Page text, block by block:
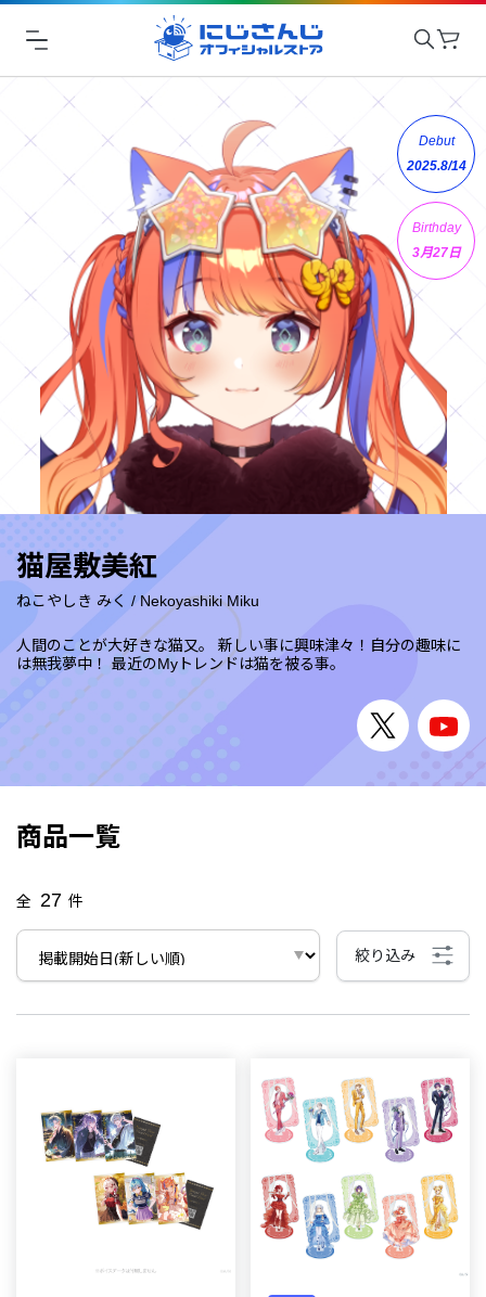
猫屋敷美紅
ねこやしき みく / Nekoyashiki Miku
人間のことが大好きな猫又。 新しい事に興味津々！自分の趣味に
は無我夢中！ 最近のMyトレンドは猫を被る事。
Debut
2025.8/14
Birthday
3月27日
商品一覧
全 27 件
絞り込み